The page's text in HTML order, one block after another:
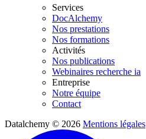
Services
DocAlchemy
Nos prestations
Nos formations
Activités
Nos publications
Webinaires recherche ia
Entreprise
Notre équipe
Contact
Datalchemy © 2026 Mentions légales